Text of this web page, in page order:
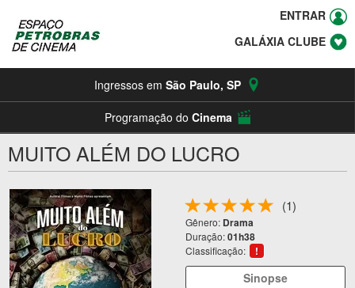
ENTRAR
GALÁXIA CLUBE
Ingressos em São Paulo, SP
Programação do Cinema
MUITO ALÉM DO LUCRO
(1)
Gênero: Drama
Duração:01h38
Classificação: !
Sinopse